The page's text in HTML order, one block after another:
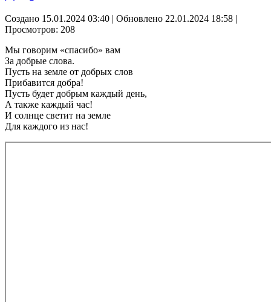
Создано 15.01.2024 03:40 | Обновлено 22.01.2024 18:58 |
Просмотров: 208
Мы говорим «спасибо» вам
За добрые слова.
Пусть на земле от добрых слов
Прибавится добра!
Пусть будет добрым каждый день,
А также каждый час!
И солнце светит на земле
Для каждого из нас!